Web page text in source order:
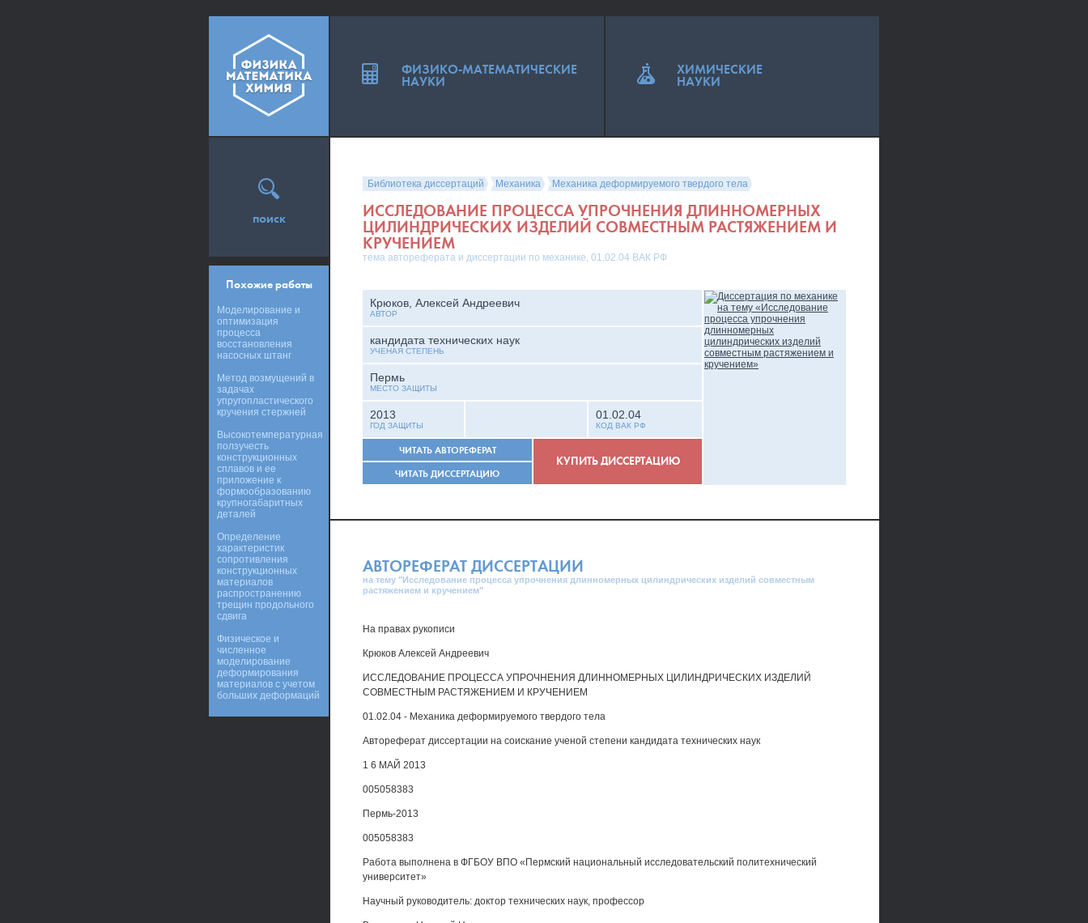
Библиотека диссертаций Механика Механика деформируемого твердого тела
ИССЛЕДОВАНИЕ ПРОЦЕССА УПРОЧНЕНИЯ ДЛИННОМЕРНЫХ
ЦИЛИНДРИЧЕСКИХ ИЗДЕЛИЙ СОВМЕСТНЫМ РАСТЯЖЕНИЕМ И
КРУЧЕНИЕМ
тема автореферата и диссертации по механике, 01.02.04 ВАК РФ
Крюков, Алексей Андреевич
АВТОР
кандидата технических наук
УЧЕНАЯ СТЕПЕНЬ
Пермь
МЕСТО ЗАЩИТЫ
2013
ГОД ЗАЩИТЫ
01.02.04
КОД ВАК РФ
ЧИТАТЬ АВТОРЕФЕРАТ
ЧИТАТЬ ДИССЕРТАЦИЮ
КУПИТЬ ДИССЕРТАЦИЮ
АВТОРЕФЕРАТ ДИССЕРТАЦИИ
на тему "Исследование процесса упрочнения длинномерных цилиндрических изделий совместным
растяжением и кручением"
На правах рукописи
Крюков Алексей Андреевич
ИССЛЕДОВАНИЕ ПРОЦЕССА УПРОЧНЕНИЯ ДЛИННОМЕРНЫХ ЦИЛИНДРИЧЕСКИХ ИЗДЕЛИЙ
СОВМЕСТНЫМ РАСТЯЖЕНИЕМ И КРУЧЕНИЕМ
01.02.04 - Механика деформируемого твердого тела
Автореферат диссертации на соискание ученой степени кандидата технических наук
1 6 МАЙ 2013
005058383
Пермь-2013
005058383
Работа выполнена в ФГБОУ ВПО «Пермский национальный исследовательский политехнический
университет»
Научный руководитель: доктор технических наук, профессор
поиск
Похожие работы
Моделирование и
оптимизация
процесса
восстановления
насосных штанг
Метод возмущений в
задачах
упругопластического
кручения стержней
Высокотемпературная
ползучесть
конструкционных
сплавов и ее
приложение к
формообразованию
крупногабаритных
деталей
Определение
характеристик
сопротивления
конструкционных
материалов
распространению
трещин продольного
сдвига
Физическое и
численное
моделирование
деформирования
материалов с учетом
больших деформаций
ФИЗИКО-МАТЕМАТИЧЕСКИЕ
НАУКИ
ХИМИЧЕСКИЕ
НАУКИ